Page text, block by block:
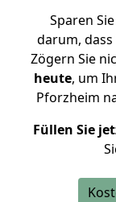
Sparen
darum,
Zögern Sie
heute, um
Pforzheim
Füllen Sie